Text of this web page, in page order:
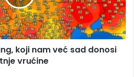
koji nam već sad donosi
vrućine